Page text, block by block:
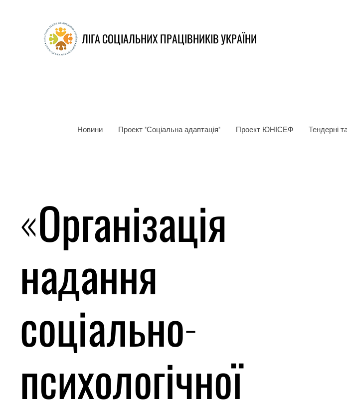
ЛІГА СОЦІАЛЬНИХ ПРАЦІВНИКІВ УКРАЇНИ
Новини Проект "Соціальна адаптація" Проект ЮНІСЕФ Тендерні
«Організація
надання
соціально-
психологічної